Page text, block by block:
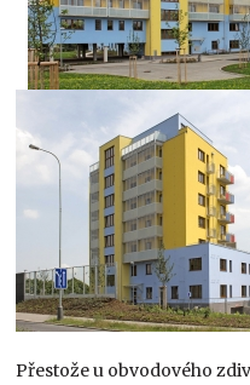
Přestože u obvodového